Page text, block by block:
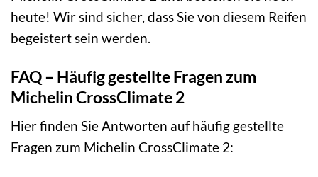
heute! Wir sind sicher, dass Sie von diesem Reifen
begeistert sein werden.
FAQ – Häufig gestellte Fragen zum
Michelin CrossClimate 2
Hier finden Sie Antworten auf häufig gestellte
Fragen zum Michelin CrossClimate 2: